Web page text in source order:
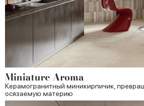
Miniature Aroma
Керамогранитный миникирпичик,
осязаемую материю